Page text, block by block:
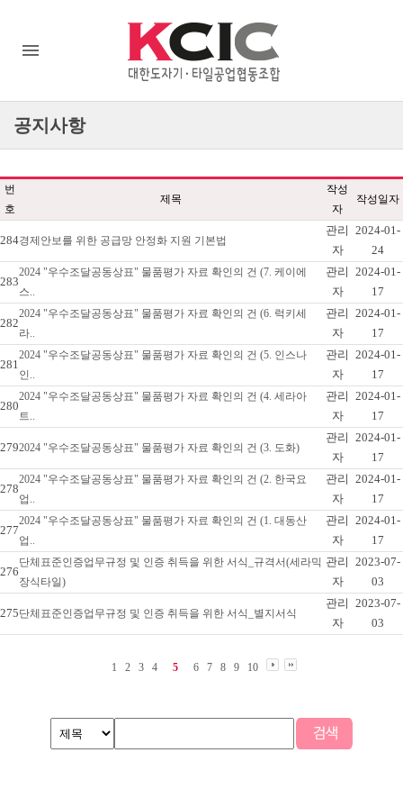
공지사항
번
호
제목
작성
자
작성일자
284경제안보를 위한 공급망 안정화 지원 기본법
관리
자
2024-01-
24
283
2024 "우수조달공동상표" 물품평가 자료 확인의 건 (7. 케이에
스..
관리
자
2024-01-
17
282
2024 "우수조달공동상표" 물품평가 자료 확인의 건 (6. 럭키세
라..
관리
자
2024-01-
17
281
2024 "우수조달공동상표" 물품평가 자료 확인의 건 (5. 인스나
인..
관리
자
2024-01-
17
280
2024 "우수조달공동상표" 물품평가 자료 확인의 건 (4. 세라아
트..
관리
자
2024-01-
17
2792024 "우수조달공동상표" 물품평가 자료 확인의 건 (3. 도화)
관리
자
2024-01-
17
278
2024 "우수조달공동상표" 물품평가 자료 확인의 건 (2. 한국요
업..
관리
자
2024-01-
17
277
2024 "우수조달공동상표" 물품평가 자료 확인의 건 (1. 대동산
업..
관리
자
2024-01-
17
276
단체표준인증업무규정 및 인증 취득을 위한 서식_규격서(세라믹
장식타일)
관리
자
2023-07-
03
275단체표준인증업무규정 및 인증 취득을 위한 서식_별지서식
관리
자
2023-07-
03
1 2 3 4 5 6 7 8 9 10